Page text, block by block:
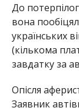
До
вона
українських
(кількома
завдатку за
Опісля
Заявник